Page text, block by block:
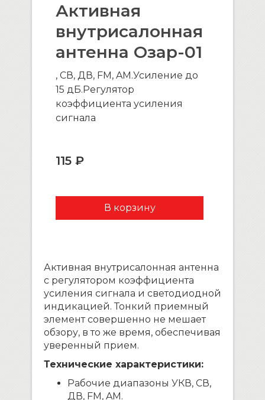
Активная
внутрисалонная
антенна Озар-01
, СВ, ДВ, FM, AM.Усиление до
15 дБ.Регулятор
коэффициента усиления
сигнала
115 ₽
Активная внутрисалонная антенна
с регулятором коэффициента
усиления сигнала и светодиодной
индикацией. Тонкий приемный
элемент совершенно не мешает
обзору, в то же время, обеспечивая
уверенный прием.
Технические характеристики:
Рабочие диапазоны УКВ, СВ,
ДВ, FM, AM.